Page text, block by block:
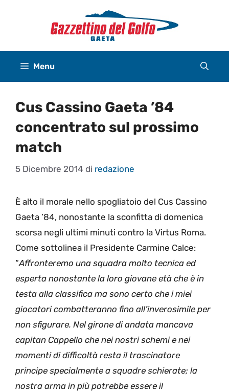
Menu
Cus Cassino Gaeta ’84
concentrato sul prossimo
match
5 Dicembre 2014 di redazione
È alto il morale nello spogliatoio del Cus Cassino
Gaeta ’84, nonostante la sconfitta di domenica
scorsa negli ultimi minuti contro la Virtus Roma.
Come sottolinea il Presidente Carmine Calce:
“Affronteremo una squadra molto tecnica ed
esperta nonostante la loro giovane età che è in
testa alla classifica ma sono certo che i miei
giocatori combatteranno fino all’inverosimile per
non sfigurare. Nel girone di andata mancava
capitan Cappello che nei nostri schemi e nei
momenti di difficoltà resta il trascinatore
principe specialmente a squadre schierate; la
nostra arma in più potrebbe essere il